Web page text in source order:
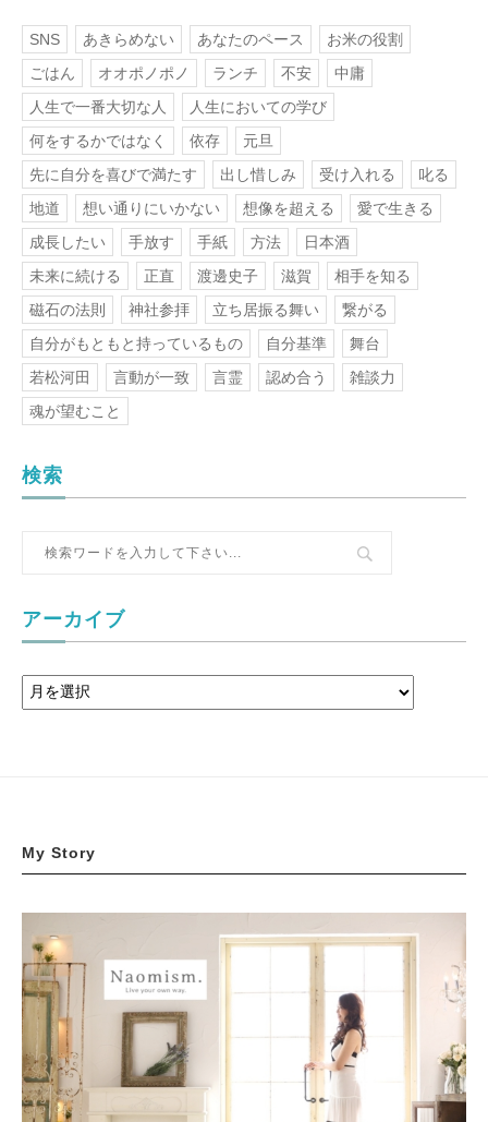
SNS あきらめない あなたのペース
お米の役割
ごはん
オオポノポノ ランチ 不安
中庸
人生で一番大切な人
人生においての学び
何をするかではなく
依存
元旦
先に自分を喜びで満たす
出し惜しみ 受け入れる
叱る
地道
想い通りにいかない 想像を超える
愛で生きる
成長したい
手放す 手紙 方法
日本酒
未来に続ける
正直 渡邊史子 滋賀
相手を知る
磁石の法則
神社参拝 立ち居振る舞い
繋がる
自分がもともと持っているもの
自分基準
舞台
若松河田
言動が一致 言霊 認め合う
雑談力
魂が望むこと
検索
アーカイブ
My Story